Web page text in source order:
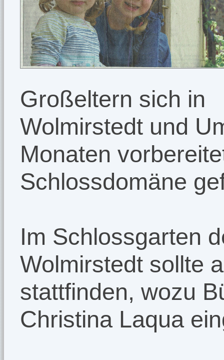
Großeltern sich in
Wolmirstedt und
Monaten
Schlossdomäne
Im Schlossgarten
Wolmirstedt sollte
stattfinden, wozu
Christina Laqua